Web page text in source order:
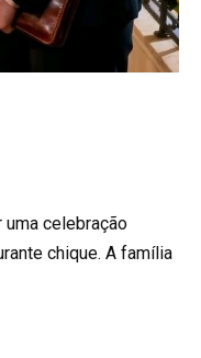
uma celebração
chique. A família